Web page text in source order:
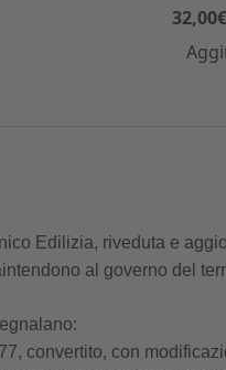
32,00€
Edilizia, riveduta e
al governo del
convertito, con